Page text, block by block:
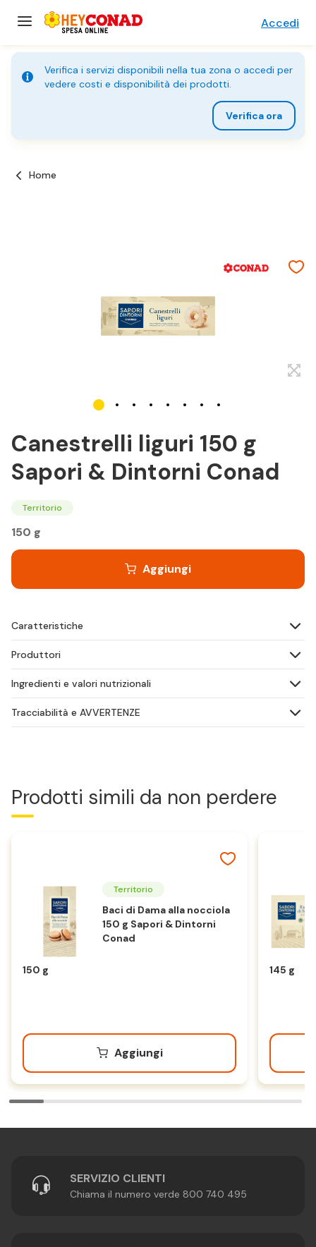
Accedi
Verifica i servizi disponibili nella tua zona o accedi per
vedere costi e disponibilità dei prodotti.
Verifica ora
Home
Canestrelli liguri 150 g
Sapori & Dintorni Conad
Territorio
150 g
Aggiungi
Caratteristiche
Produttori
Ingredienti e valori nutrizionali
Tracciabilità e AVVERTENZE
Prodotti simili da non perdere
Territorio
Baci di Dama alla nocciola
150 g Sapori & Dintorni
Conad
150 g
Aggiungi
145 g
SERVIZIO CLIENTI
Chiama il numero verde 800 740 495